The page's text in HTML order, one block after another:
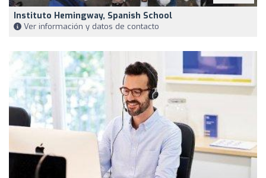
Instituto Hemingway, Spanish School
Ver información y datos de contacto